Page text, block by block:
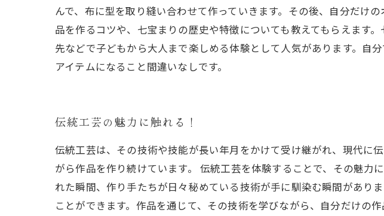
んで、布に型を取り縫い合わせて作っていきます。その後、自分だけ
品を作るコツや、七宝まりの歴史や特徴についても教えてもらえます
先などで子どもから大人まで楽しめる体験として人気があります。自
アイテムになること間違いなしです。
伝統工芸の魅力に触れる！
伝統工芸は、その技術や技能が長い年月をかけて受け継がれ、現代に
がら作品を作り続けています。 伝統工芸を体験することで、その魅力
れた瞬間、作り手たちが日々秘めている技術が手に馴染む瞬間があり
ことができます。作品を通じて、その技術を学びながら、自分だけの